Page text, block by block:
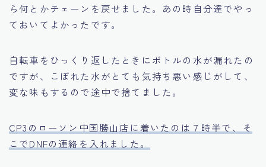
ら何とかチェーンを戻せました。あの時自分達でやっ
ておいてよかったです。
自転車をひっくり返したときにボトルの水が漏れたの
ですが、こぼれた水がとても気持ち悪い感じがして、
変な味もするので途中で捨てました。
CP3のローソン中国勝山店に着いたのは７時半で、そ
こでDNFの連絡を入れました。